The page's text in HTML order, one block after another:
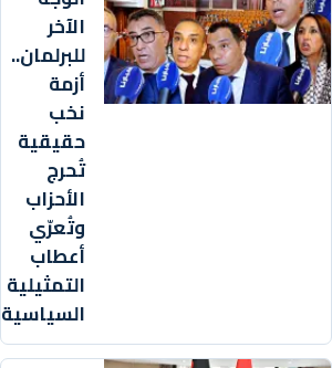
الآخر
للبرلمان..
أزمة
نخب
حقيقية
تُحرج
الأحزاب
وتُعرّي
أعطاب
التمثيلية
السياسية